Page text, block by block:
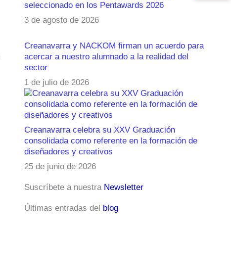
seleccionado en los Pentawards 2026
3 de agosto de 2026
Creanavarra y NACKOM firman un acuerdo para
acercar a nuestro alumnado a la realidad del
sector
1 de julio de 2026
Creanavarra celebra su XXV Graduación
consolidada como referente en la formación de
diseñadores y creativos
25 de junio de 2026
Suscríbete a nuestra Newsletter
Últimas entradas del blog